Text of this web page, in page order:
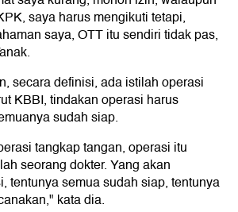
saya harus mengikuti tetapi,
saya, OTT itu sendiri tidak pas,
secara definisi, ada istilah operasi
KBBI, tindakan operasi harus
sudah siap.
tangkap tangan, operasi itu
seorang dokter. Yang akan
tentunya semua sudah siap, tentunya
kata dia.